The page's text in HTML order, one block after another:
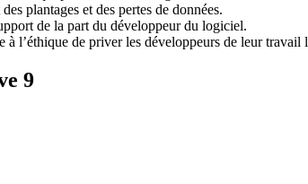
plantages et des pertes de données.
de la part du développeur du logiciel.
l’éthique de priver les développeurs de leur travail
9